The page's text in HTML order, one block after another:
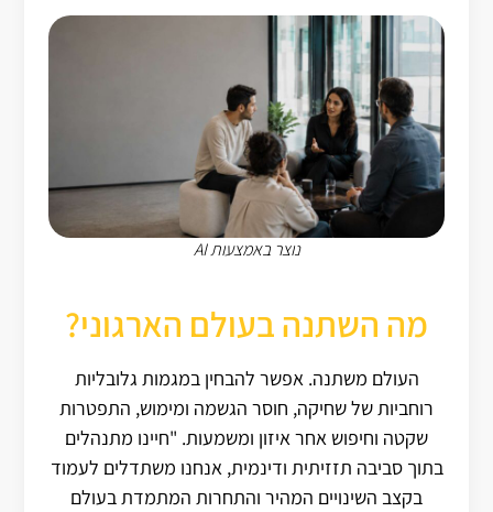
נוצר באמצעות AI
מה השתנה בעולם הארגוני?
העולם משתנה. אפשר להבחין במגמות גלובליות
רוחביות של שחיקה, חוסר הגשמה ומימוש, התפטרות
שקטה וחיפוש אחר איזון ומשמעות. "חיינו מתנהלים
בתוך סביבה תזזיתית ודינמית, אנחנו משתדלים לעמוד
בקצב השינויים המהיר והתחרות המתמדת בעולם